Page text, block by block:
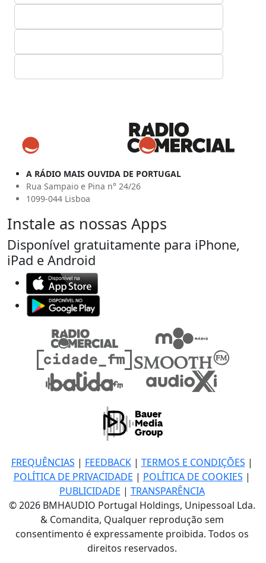
A RÁDIO MAIS OUVIDA DE PORTUGAL
Rua Sampaio e Pina n° 24/26
1099-044 Lisboa
Instale as nossas Apps
Disponível gratuitamente para iPhone,
iPad e Android
FREQUÊNCIAS | FEEDBACK| TERMOS E CONDIÇÕES |
POLÍTICA DE PRIVACIDADE | POLÍTICA DE COOKIES |
PUBLICIDADE | TRANSPARÊNCIA
© 2026 BMHAUDIO Portugal Holdings, Unipessoal Lda.
& Comandita, Qualquer reprodução sem
consentimento é expressamente proibida. Todos os
direitos reservados.